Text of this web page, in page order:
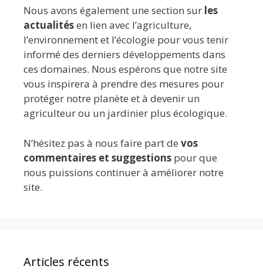
Nous avons également une section sur les
actualitésen lien avec l’agriculture,
l’environnement et l’écologie pour vous tenir
informé des derniers développements dans
ces domaines. Nous espérons que notre site
vous inspirera à prendre des mesures pour
protéger notre planète et à devenir un
agriculteur ou un jardinier plus écologique.
N’hésitez pas à nous faire part de vos
commentaires et suggestions pour que
nous puissions continuer à améliorer notre
site.
Articles récents